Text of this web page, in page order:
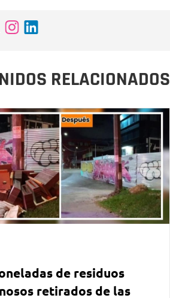
RELACIONADOS
de residuos
retirados de las